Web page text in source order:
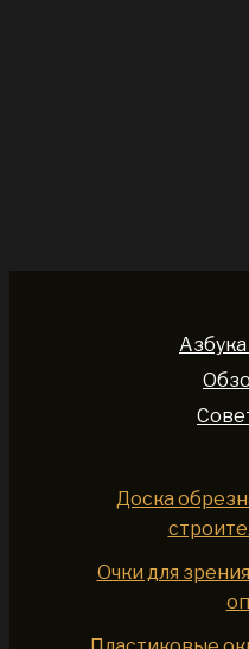
Доска
Очки для